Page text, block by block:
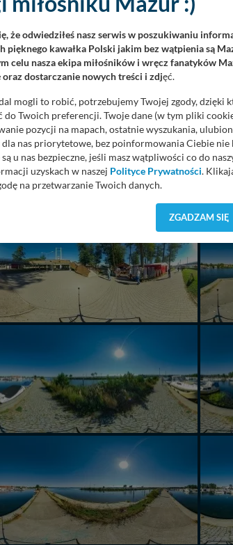
że odwiedziłeś nasz serwis w poszukiwaniu
pięknego kawałka Polski jakim bez wątpienia są
celu nasza ekipa miłośników i wręcz fanatyków
dostarczanie nowych treści i zdjęć.
mogli to robić, potrzebujemy Twojej zgody, dzięki
do Twoich preferencji. Twoje dane (w tym pliki
pozycji na mapach, ostatnie wyszukania,
nas priorytetowe, bez poinformowania Ciebie nie
u nas bezpieczne, jeśli masz wątpliwości co do
uzyskach w naszej Polityce Prywatności.
na przetwarzanie Twoich danych.
sytuacja, gdy przekazanie Twoich danych jest
serwisu wRegulaminie Serwisu.
Twoich danych jest: Agencja Reklamowa
Możesz z nami skontaktować się za
możesz: zażądać dostępu do swoich danych,
w plikach cookies. Twoja przeglądarka
nie możemy tego zrobić za Ciebie.
i życzmy miłego odkrywania Mazur na nowo...
ZGADZAM SIĘ